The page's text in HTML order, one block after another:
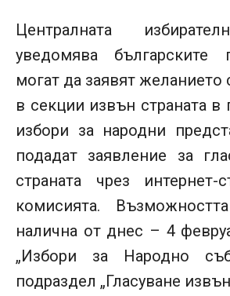
Централната
уведомява българските
могат да заявят желанието
в секции извън страната в
избори за народни
подадат заявление за
страната чрез интернет-
комисията.
налична от днес – 4
„Избори за Народно
подраздел „Гласуване